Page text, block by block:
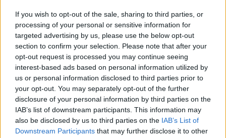
If you wish to opt-out of the sale, sharing to third parties, or
processing of your personal or sensitive information for
targeted advertising by us, please use the below opt-out
section to confirm your selection. Please note that after your
opt-out request is processed you may continue seeing
interest-based ads based on personal information utilized by
us or personal information disclosed to third parties prior to
your opt-out. You may separately opt-out of the further
disclosure of your personal information by third parties on the
IAB’s list of downstream participants. This information may
also be disclosed by us to third parties on the IAB’s List of
Downstream Participants that may further disclose it to other
Maailmalla on kiinnitetty viime aikoina
enemmän huomiota julkkismaailman
”puumanaisiin”. Lukuisat
Info Yhteistyössä